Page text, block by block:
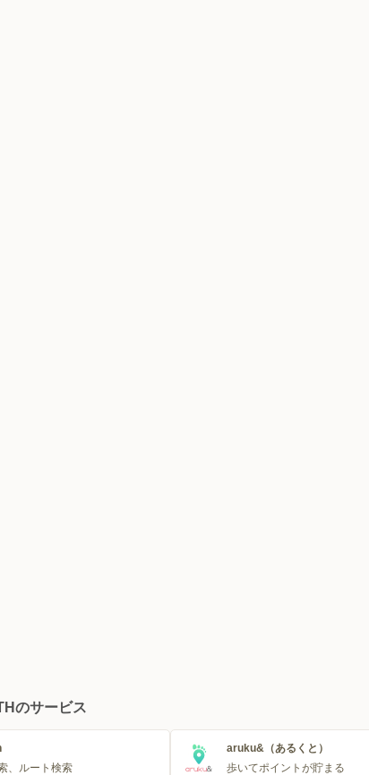
のサービス
、ルート検索
aruku&（あるくと）
歩いてポイントが貯まる